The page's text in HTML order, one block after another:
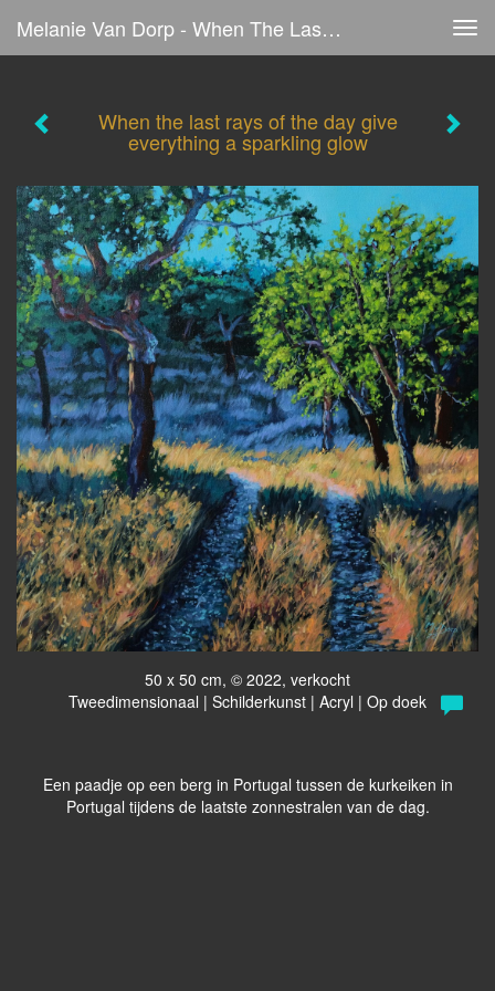
Melanie Van Dorp - When The Last Rays Of The Day Give Everything A Sparkling Glow
When the last rays of the day give
everything a sparkling glow
50 x 50 cm, © 2022, verkocht
Tweedimensionaal | Schilderkunst | Acryl | Op doek
Een paadje op een berg in Portugal tussen de kurkeiken in
Portugal tijdens de laatste zonnestralen van de dag.